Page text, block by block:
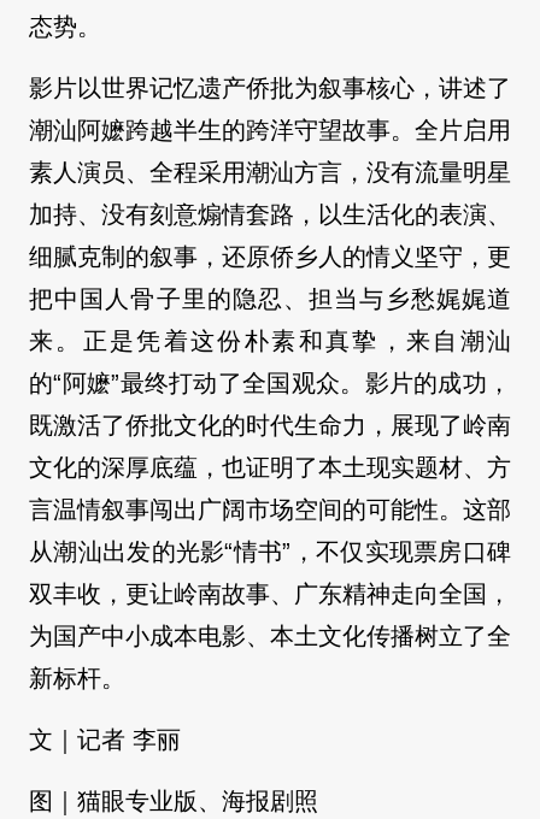
态势。
影片以世界记忆遗产侨批为叙事核心，讲述了
潮汕阿嬷跨越半生的跨洋守望故事。全片启用
素人演员、全程采用潮汕方言，没有流量明星
加持、没有刻意煽情套路，以生活化的表演、
细腻克制的叙事，还原侨乡人的情义坚守，更
把中国人骨子里的隐忍、担当与乡愁娓娓道
来。正是凭着这份朴素和真挚，来自潮汕
的“阿嬷”最终打动了全国观众。影片的成功，
既激活了侨批文化的时代生命力，展现了岭南
文化的深厚底蕴，也证明了本土现实题材、方
言温情叙事闯出广阔市场空间的可能性。这部
从潮汕出发的光影“情书”，不仅实现票房口碑
双丰收，更让岭南故事、广东精神走向全国，
为国产中小成本电影、本土文化传播树立了全
新标杆。
文｜记者 李丽
图｜猫眼专业版、海报剧照